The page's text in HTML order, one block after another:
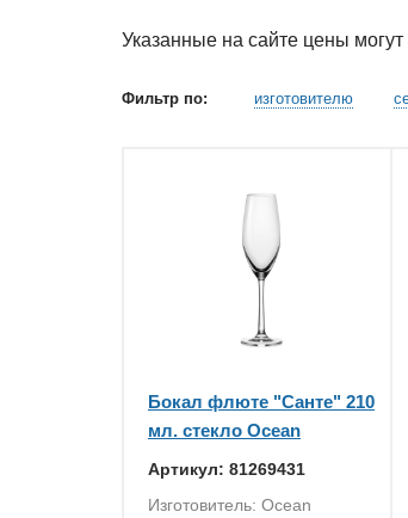
Указанные на сайте цены
Фильтр по: изготовителю
Бокал флюте "Санте" 210
мл. стекло Ocean
Артикул: 81269431
Изготовитель: Ocean